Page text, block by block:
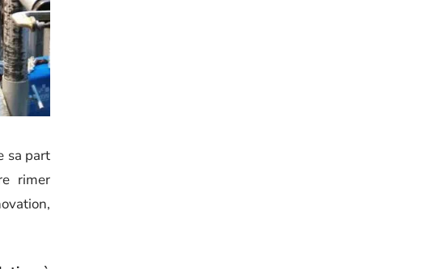
sa part
rimer